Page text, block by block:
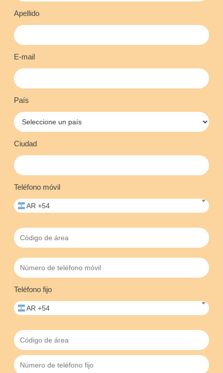
Apellido
E-mail
País
Ciudad
Teléfono móvil
AR +54
Teléfono fijo
AR +54